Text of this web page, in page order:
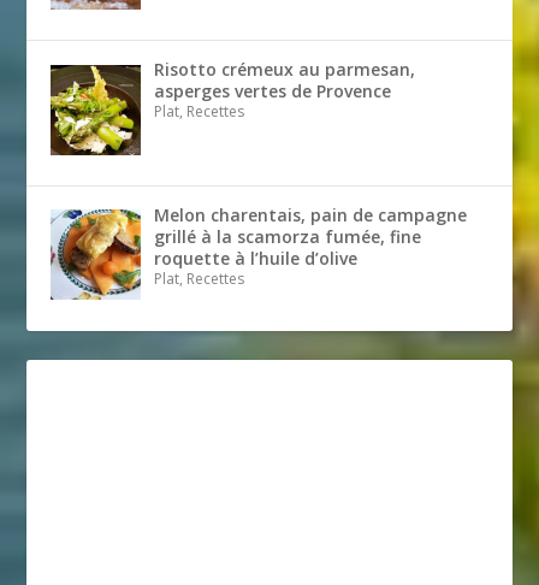
Risotto crémeux au parmesan,
asperges vertes de Provence
Plat, Recettes
Melon charentais, pain de campagne
grillé à la scamorza fumée, fine
roquette à l’huile d’olive
Plat, Recettes